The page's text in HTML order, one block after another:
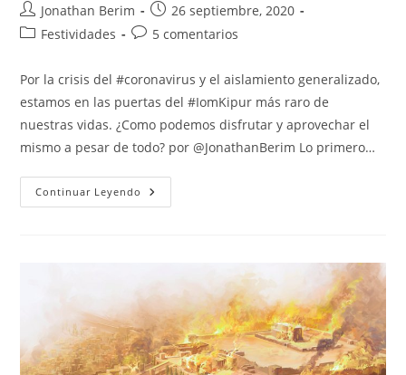
Autor
de
Jonathan Berim
Entrada
publicada:
26 septiembre, 2020
Categoría
la
Festividades
Comentarios
5 comentarios
Por la crisis del #coronavirus y el aislamiento generalizado,
estamos en las puertas del #IomKipur más raro de
nuestras vidas. ¿Como podemos disfrutar y aprovechar el
mismo a pesar de todo? por @JonathanBerim Lo primero…
Continuar Leyendo Coronavirus
Y